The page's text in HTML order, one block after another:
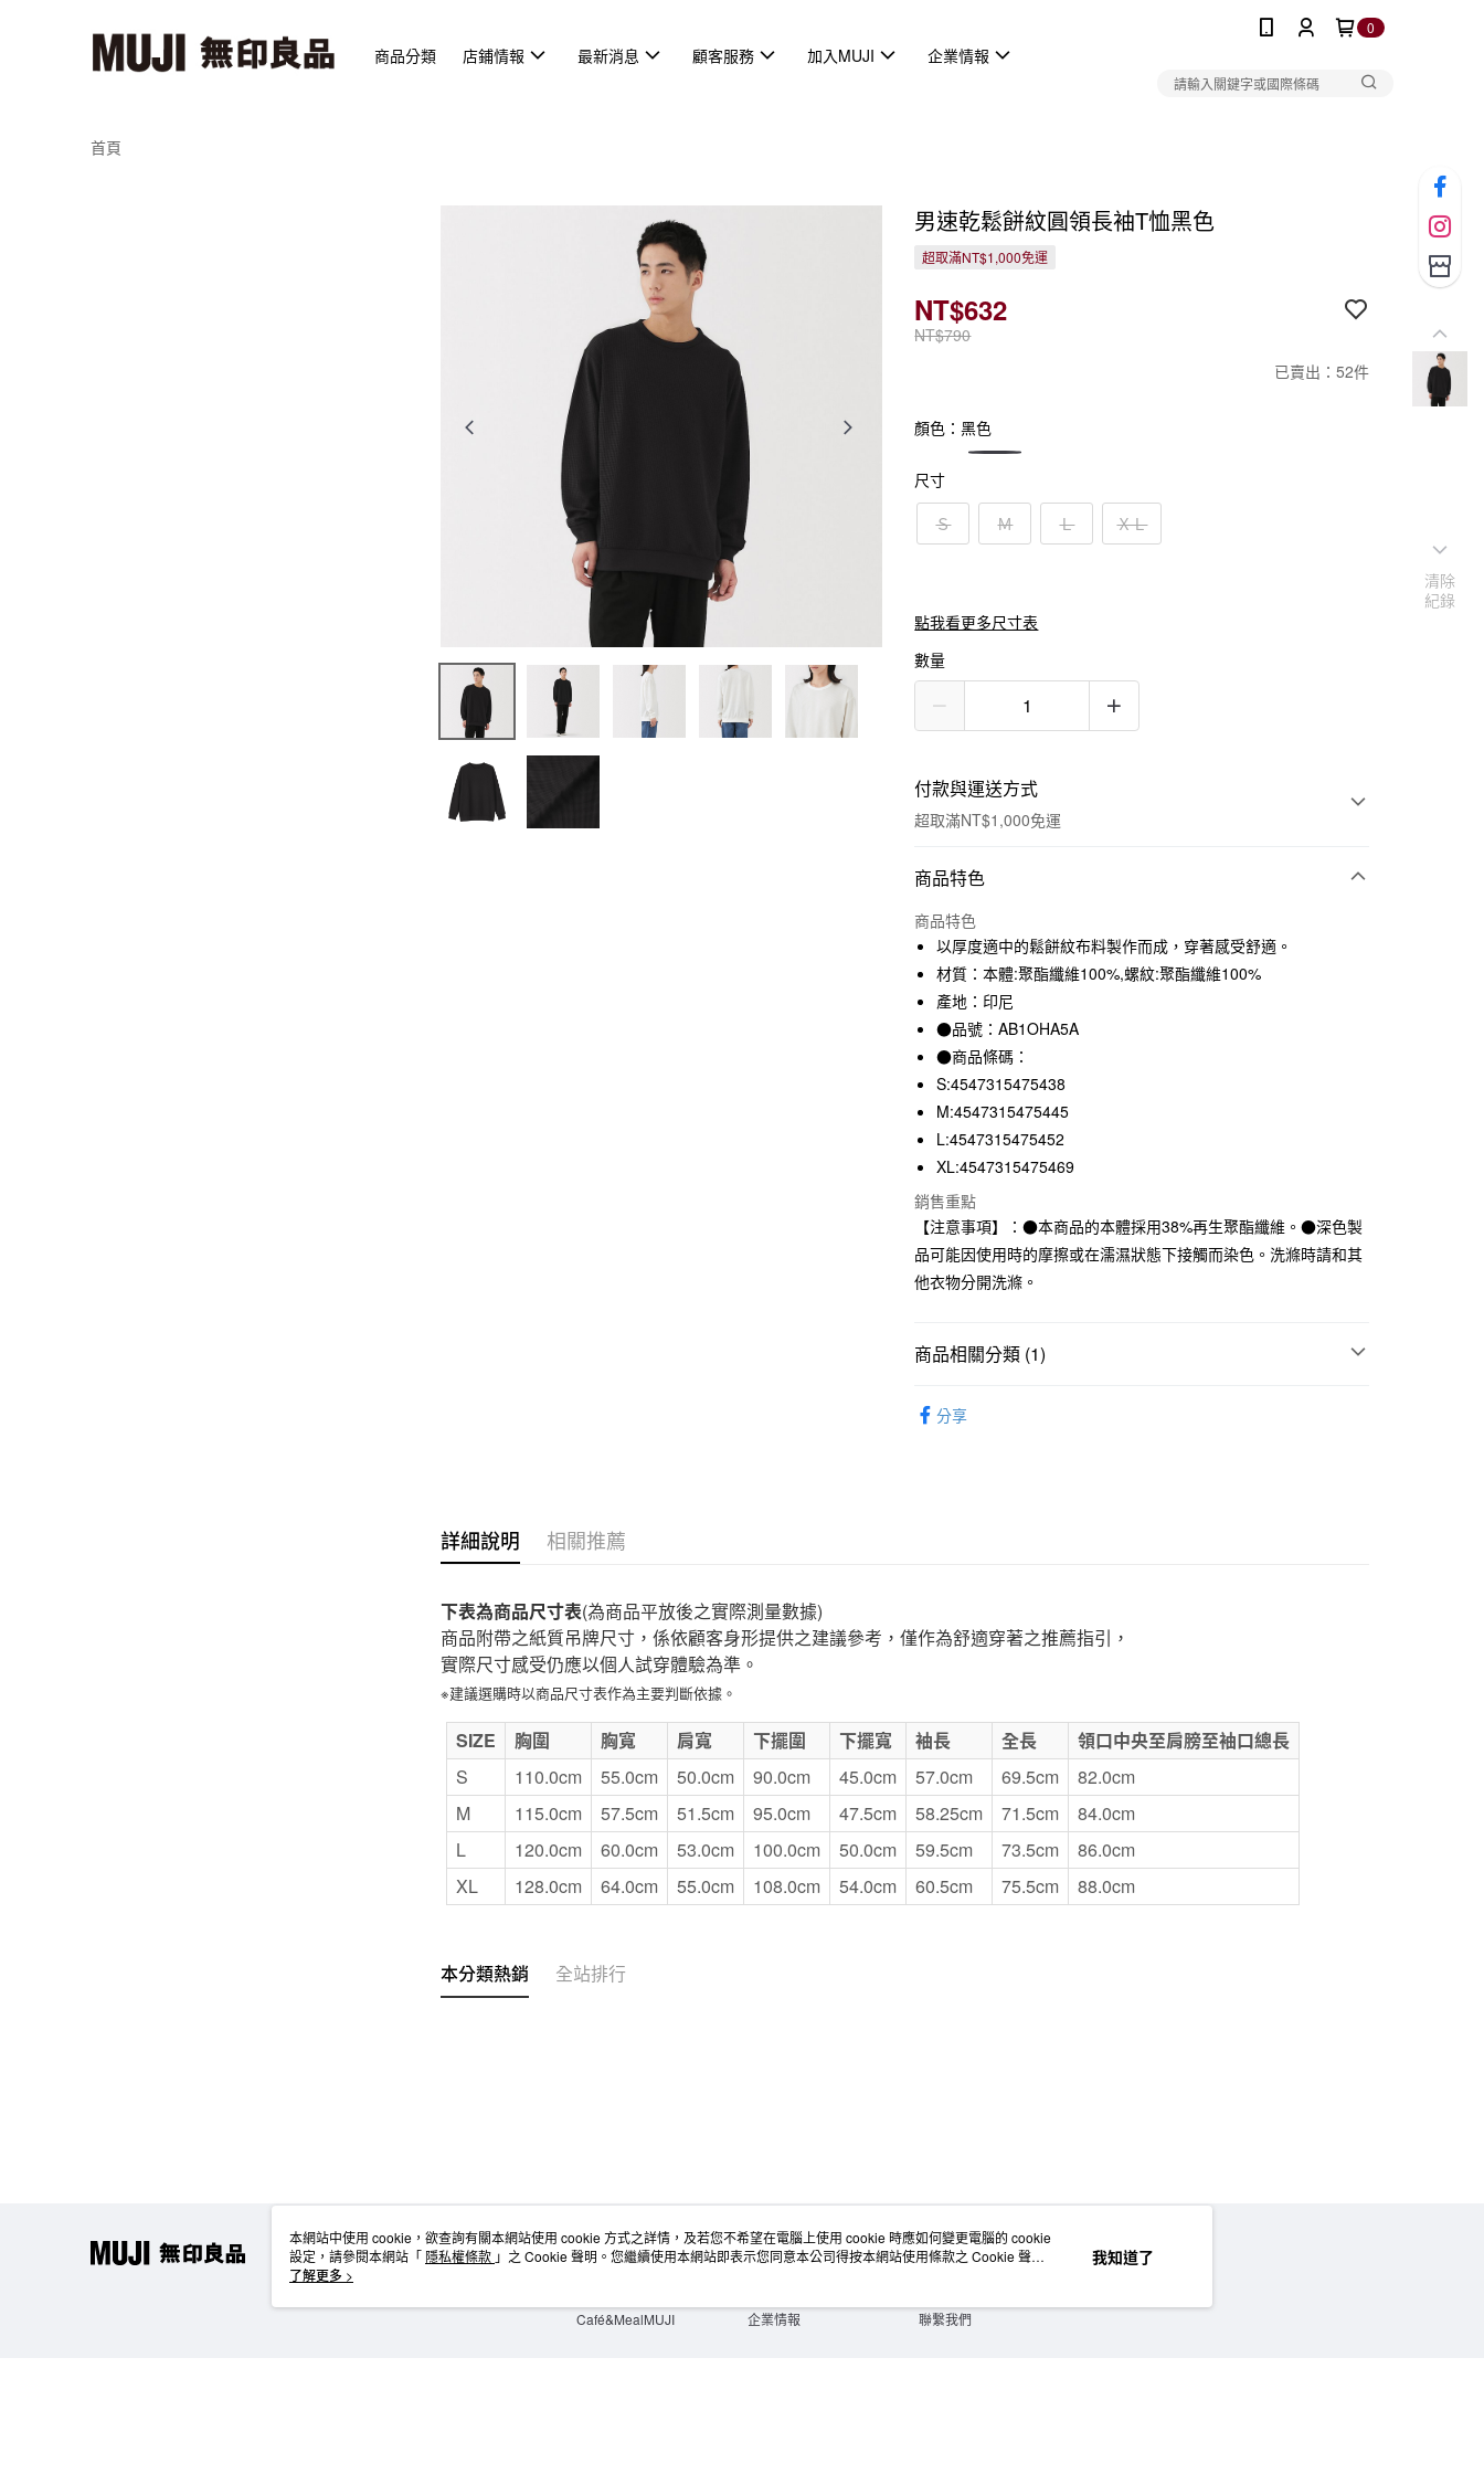
0
商品分類 店鋪情報 最新消息 顧客服務 加入MUJI 企業情報
首頁
男速乾鬆餅紋圓領長袖T恤黑色
超取滿NT$1,000免運
NT$790
NT$632
已賣出：52件
顏色：黑色
尺寸
Ｓ
Ｍ Ｌ ＸＬ
點我看更多尺寸表
數量
付款與運送方式
超取滿NT$1,000免運
付款方式
信用卡一次付款
信用卡分期付款
3 期 0 利率 每期
合作金庫商業銀行
華南商業銀行
上海商業儲蓄銀行
臺灣中小企業銀行
匯豐（台灣）商業銀行
聯邦商業銀行
元大商業銀行
玉山商業銀行
台新國際商業銀行
中國信託商業銀行
台灣樂天信用卡公司
超商取貨付款
LINE Pay
Apple Pay
街口支付
悠遊付
運送方式
每筆NT$65，滿NT$1,000(含以上)免運費
每筆NT$65，滿NT$1,000(含以上)免運費
每筆NT$150，滿NT$2,000(含以上)免運費
商品特色
商品特色
以厚度適中的鬆餅紋布料製作而成，穿著感受舒適。
材質：本體:聚酯纖維100%,螺紋:聚酯纖維100%
產地：印尼
●品號：AB1OHA5A
●商品條碼：
S:4547315475438
M:4547315475445
L:4547315475452
XL:4547315475469
銷售重點
【注意事項】：●本商品的本體採用38%再生聚酯纖維。●深色製
品可能因使用時的摩擦或在濡濕狀態下接觸而染色。洗滌時請和其
他衣物分開洗滌。
商品相關分類 (1)
分享
詳細說明 相關推薦
下表為商品尺寸表(為商品平放後之實際測量數據)
商品附帶之紙質吊牌尺寸，係依顧客身形提供之建議參考，僅作為舒適穿著之推薦指引，
實際尺寸感受仍應以個人試穿體驗為準。
※建議選購時以商品尺寸表作為主要判斷依據。
SIZE 胸圍 胸寬 肩寬 下擺圍 下擺寬 袖長 全長
領口中央至肩膀至袖口總長
S
110.0cm 55.0cm 50.0cm 90.0cm 45.0cm 57.0cm 69.5cm
82.0cm
M
115.0cm 57.5cm 51.5cm 95.0cm 47.5cm 58.25cm 71.5cm
84.0cm
L
120.0cm 60.0cm 53.0cm 100.0cm 50.0cm 59.5cm 73.5cm
86.0cm
XL
128.0cm 64.0cm 55.0cm 108.0cm 54.0cm 60.5cm 75.5cm 88.0cm
本分類熱銷 全站排行
店舖情報
門市服務
Café&MealMUJI
空間改造企劃服務
大宗採購
企業情報
會員服務
人才招募
聯繫我們
清除
紀錄
本網站中使用 cookie，欲查詢有關本網站使用 cookie 方式之詳情，及若您不希望在電腦上使用 cookie 時應如何變更電腦的 cookie
設定，請參閱本網站「 隱私權條款 」之 Cookie 聲明。您繼續使用本網站即表示您同意本公司得按本網站使用條款之 Cookie 聲明
使用 cookie。
了解更多 >
我知道了